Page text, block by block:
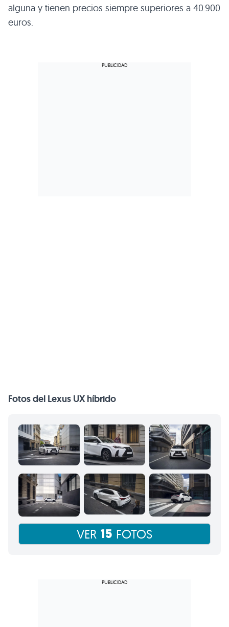
alguna y tienen precios siempre superiores a 40.900
euros.
Fotos del Lexus UX híbrido
VER 15 FOTOS